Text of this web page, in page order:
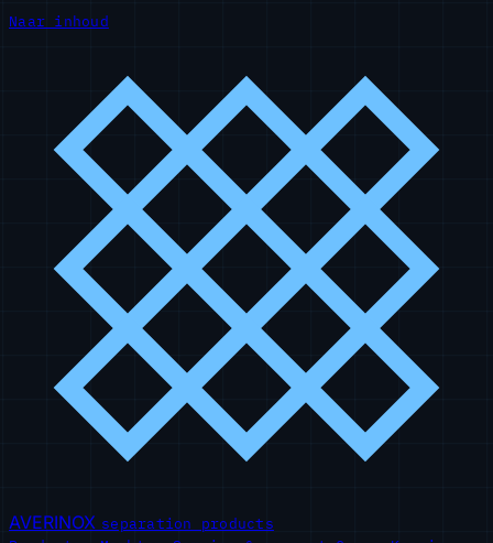
Naar inhoud
AVERINOX separation products